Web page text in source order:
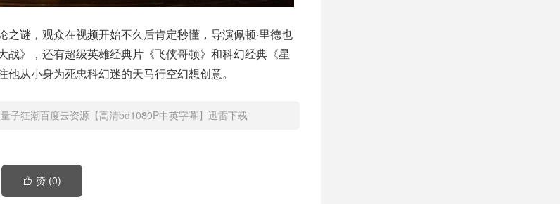
之谜，观众在视频开始不久后肯定秒懂，导演佩顿·里德也
战》，还有超级英雄经典片《飞侠哥顿》和科幻经典《星
从小身为死忠科幻迷的天马行空幻想创意。
子狂潮百度云资源【高清bd1080P中英字幕】迅雷下载
 赞 (0)